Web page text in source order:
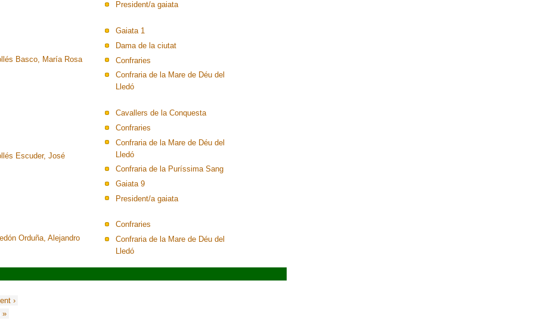
President/a gaiata
Basco, María Rosa
Gaiata 1
Dama de la ciutat
Confraries
Confraria de la Mare de Déu del
Lledó
Escuder, José
Cavallers de la Conquesta
Confraries
Confraria de la Mare de Déu del
Lledó
Confraria de la Puríssima Sang
Gaiata 9
President/a gaiata
Orduña, Alejandro
Confraries
Confraria de la Mare de Déu del
Lledó
›
»